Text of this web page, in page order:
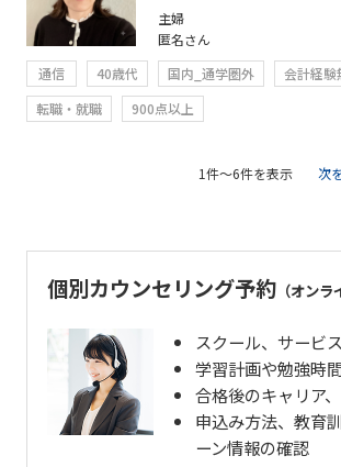
主婦
匿名さん
通信
40歳代 国内_通学圏外 会計経験
転職・就職
900点以上
1件～6件を表示 次
個別カウンセリング予約（オンラ
スクール、サービ
学習計画や勉強時
合格後のキャリア
申込み方法、教育
ーン情報の確認